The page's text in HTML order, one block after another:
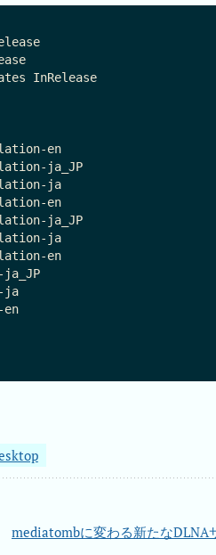
saucy
InRelease
main Translation-
main Translation-
main Translation-
main Translation-
main Translation-
main Translation-
main Translation-
ja
mediatombに変わる新たなDLNA